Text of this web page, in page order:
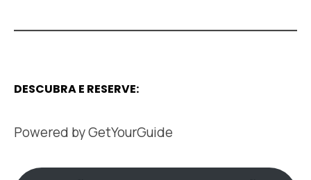
DESCUBRA E RESERVE:
Powered byGetYourGuide